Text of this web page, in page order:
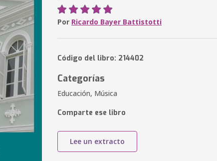
Por Ricardo Bayer Battistotti
Código del libro: 214402
Categorías
Educación, Música
Comparte ese libro
Lee un extracto